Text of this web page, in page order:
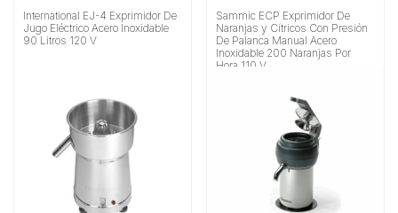
International EJ-4 Exprimidor De
Jugo Eléctrico Acero Inoxidable
90 Litros 120 V
Sammic ECP Exprimidor De
Naranjas y Cítricos Con Presión
De Palanca Manual Acero
Inoxidable 200 Naranjas Por
Hora 110 V